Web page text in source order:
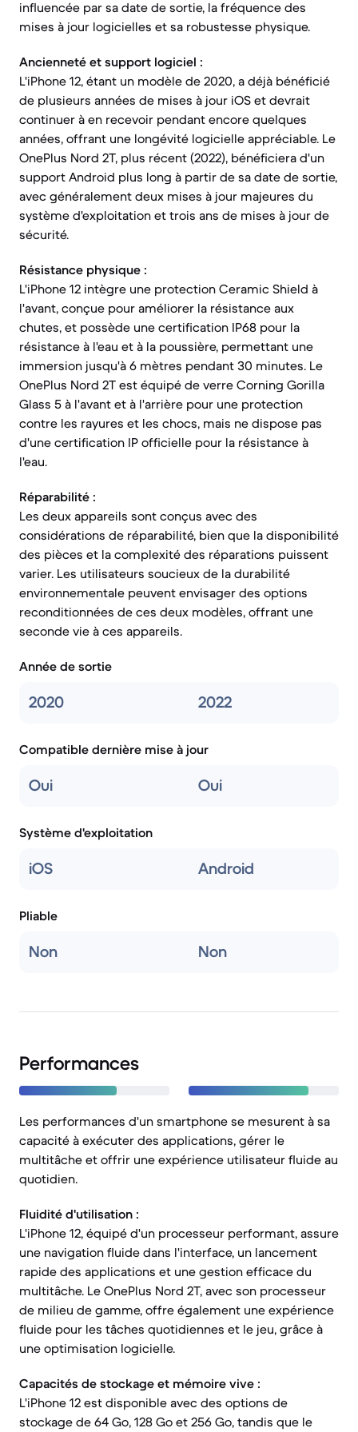
influencée par sa date de sortie, la fréquence des
mises à jour logicielles et sa robustesse physique.
Ancienneté et support logiciel :
L'iPhone 12, étant un modèle de 2020, a déjà bénéficié
de plusieurs années de mises à jour iOS et devrait
continuer à en recevoir pendant encore quelques
années, offrant une longévité logicielle appréciable. Le
OnePlus Nord 2T, plus récent (2022), bénéficiera d'un
support Android plus long à partir de sa date de sortie,
avec généralement deux mises à jour majeures du
système d'exploitation et trois ans de mises à jour de
sécurité.
Résistance physique :
L'iPhone 12 intègre une protection Ceramic Shield à
l'avant, conçue pour améliorer la résistance aux
chutes, et possède une certification IP68 pour la
résistance à l'eau et à la poussière, permettant une
immersion jusqu'à 6 mètres pendant 30 minutes. Le
OnePlus Nord 2T est équipé de verre Corning Gorilla
Glass 5 à l'avant et à l'arrière pour une protection
contre les rayures et les chocs, mais ne dispose pas
d'une certification IP officielle pour la résistance à
l'eau.
Réparabilité :
Les deux appareils sont conçus avec des
considérations de réparabilité, bien que la disponibilité
des pièces et la complexité des réparations puissent
varier. Les utilisateurs soucieux de la durabilité
environnementale peuvent envisager des options
reconditionnées de ces deux modèles, offrant une
seconde vie à ces appareils.
Année de sortie
2020 2022
Compatible dernière mise à jour
Oui Oui
Système d'exploitation
iOS Android
Pliable
Non Non
Performances
Les performances d'un smartphone se mesurent à sa
capacité à exécuter des applications, gérer le
multitâche et offrir une expérience utilisateur fluide au
quotidien.
Fluidité d'utilisation :
L'iPhone 12, équipé d'un processeur performant, assure
une navigation fluide dans l'interface, un lancement
rapide des applications et une gestion efficace du
multitâche. Le OnePlus Nord 2T, avec son processeur
de milieu de gamme, offre également une expérience
fluide pour les tâches quotidiennes et le jeu, grâce à
une optimisation logicielle.
Capacités de stockage et mémoire vive :
L'iPhone 12 est disponible avec des options de
stockage de 64 Go, 128 Go et 256 Go, tandis que le